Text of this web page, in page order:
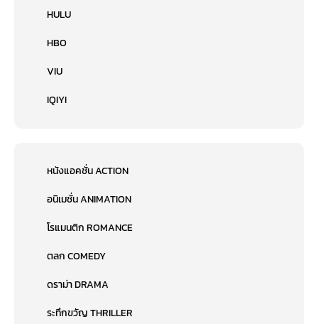
HULU
HBO
VIU
IQIYI
หนังแอคชั่น ACTION
อนิเมชั่น ANIMATION
โรแมนติก ROMANCE
ตลก COMEDY
ดราม่า DRAMA
ระทึกขวัญ THRILLER